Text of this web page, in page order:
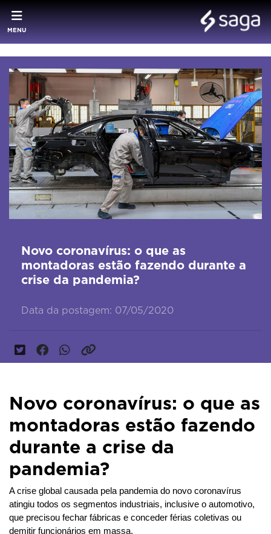
MENU
Novo coronavírus: o que as
montadoras estão fazendo durante a
crise da pandemia?
Data da postagem: 07/05/2020
Novo coronavírus: o que as
montadoras estão fazendo
durante a crise da
pandemia?
A crise global causada pela pandemia do novo coronavírus
atingiu todos os segmentos industriais, inclusive o automotivo,
que precisou fechar fábricas e conceder férias coletivas ou
demitir funcionários em massa.